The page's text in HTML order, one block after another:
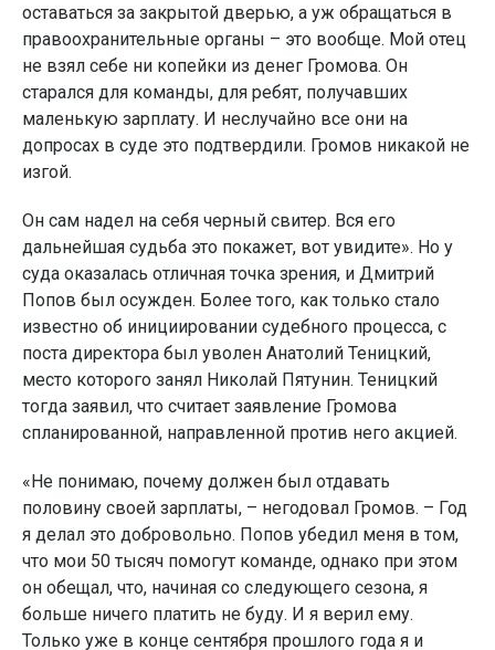
оставаться за закрытой дверью, а уж обращаться в
правоохранительные органы – это вообще. Мой отец
не взял себе ни копейки из денег Громова. Он
старался для команды, для ребят, получавших
маленькую зарплату. И неслучайно все они на
допросах в суде это подтвердили. Громов никакой не
изгой.
Он сам надел на себя черный свитер. Вся его
дальнейшая судьба это покажет, вот увидите». Но у
суда оказалась отличная точка зрения, и Дмитрий
Попов был осужден. Более того, как только стало
известно об инициировании судебного процесса, с
поста директора был уволен Анатолий Теницкий,
место которого занял Николай Пятунин. Теницкий
тогда заявил, что считает заявление Громова
спланированной, направленной против него акцией.
«Не понимаю, почему должен был отдавать
половину своей зарплаты, – негодовал Громов. – Год
я делал это добровольно. Попов убедил меня в том,
что мои 50 тысяч помогут команде, однако при этом
он обещал, что, начиная со следующего сезона, я
больше ничего платить не буду. И я верил ему.
Только уже в конце сентября прошлого года я и